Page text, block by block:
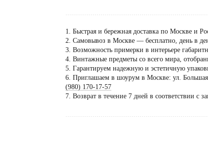
1. Быстрая и бережная доставка по Москве и
2. Самовывоз в Москве — бесплатно, день в
3. Возможность примерки в интерьере
4. Винтажные предметы со всего мира,
5. Гарантируем надежную и эстетичную
6. Приглашаем в шоурум в Москве: ул.
(980) 170-17-57
7. Возврат в течение 7 дней в соответствии с
только
договоренности